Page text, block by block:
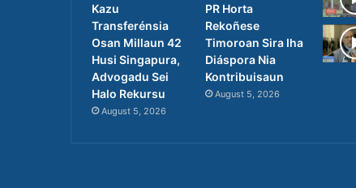
Kazu
Transferénsia
Osan Millaun 42
Husi Singapura,
Advogadu Sei
Halo Rekursu
August 5, 2026
PR Horta
Rekoñese
Timoroan Sira Iha
Diáspora Nia
Kontribuisaun
August 5, 2026